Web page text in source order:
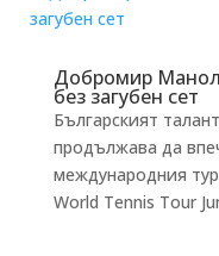
Добромир
без загубен сет
Българският
продължава да
международния
World Tennis Tour